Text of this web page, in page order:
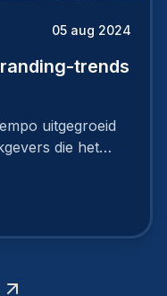
05 aug 2024
trends
uitgegroeid
die het